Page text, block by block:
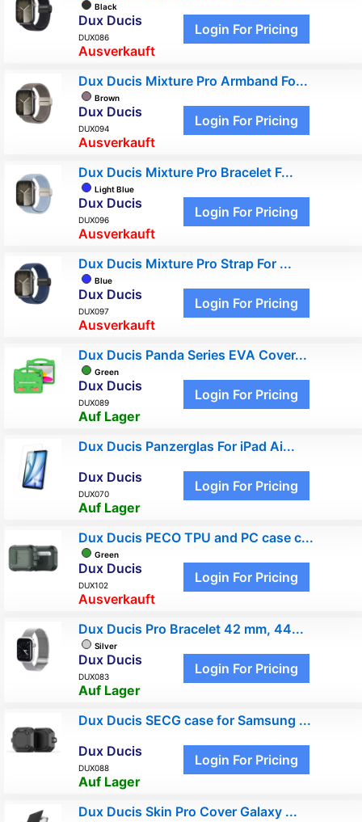
Black
Dux Ducis
DUX086
Ausverkauft
Login For Pricing
Dux Ducis Mixture Pro Armband Fo...
Brown
Dux Ducis
DUX094
Ausverkauft
Login For Pricing
Dux Ducis Mixture Pro Bracelet F...
Light Blue
Dux Ducis
DUX096
Ausverkauft
Login For Pricing
Dux Ducis Mixture Pro Strap For ...
Blue
Dux Ducis
DUX097
Ausverkauft
Login For Pricing
Dux Ducis Panda Series EVA Cover...
Green
Dux Ducis
DUX089
Auf Lager
Login For Pricing
Dux Ducis Panzerglas For iPad Ai...
Dux Ducis
DUX070
Auf Lager
Login For Pricing
Dux Ducis PECO TPU and PC case c...
Green
Dux Ducis
DUX102
Ausverkauft
Login For Pricing
Dux Ducis Pro Bracelet 42 mm, 44...
Silver
Dux Ducis
DUX083
Auf Lager
Login For Pricing
Dux Ducis SECG case for Samsung ...
Dux Ducis
DUX088
Auf Lager
Login For Pricing
Dux Ducis Skin Pro Cover Galaxy ...